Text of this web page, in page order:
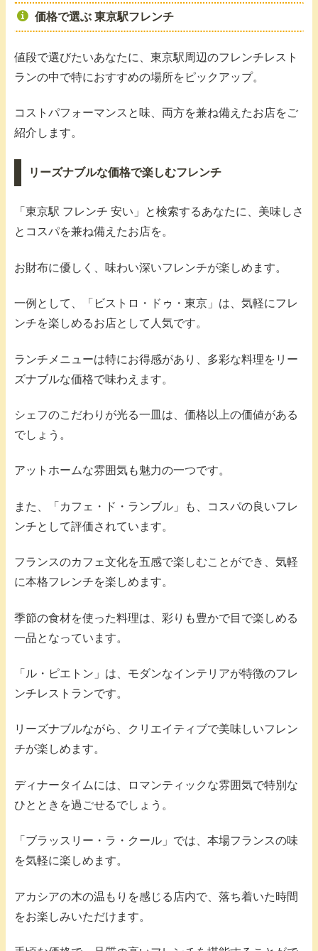
価格で選ぶ 東京駅フレンチ
値段で選びたいあなたに、東京駅周辺のフレンチレスト
ランの中で特におすすめの場所をピックアップ。
コストパフォーマンスと味、両方を兼ね備えたお店をご
紹介します。
リーズナブルな価格で楽しむフレンチ
「東京駅 フレンチ 安い」と検索するあなたに、美味しさ
とコスパを兼ね備えたお店を。
お財布に優しく、味わい深いフレンチが楽しめます。
一例として、「ビストロ・ドゥ・東京」は、気軽にフレ
ンチを楽しめるお店として人気です。
ランチメニューは特にお得感があり、多彩な料理をリー
ズナブルな価格で味わえます。
シェフのこだわりが光る一皿は、価格以上の価値がある
でしょう。
アットホームな雰囲気も魅力の一つです。
また、「カフェ・ド・ランブル」も、コスパの良いフレ
ンチとして評価されています。
フランスのカフェ文化を五感で楽しむことができ、気軽
に本格フレンチを楽しめます。
季節の食材を使った料理は、彩りも豊かで目で楽しめる
一品となっています。
「ル・ピエトン」は、モダンなインテリアが特徴のフレ
ンチレストランです。
リーズナブルながら、クリエイティブで美味しいフレン
チが楽しめます。
ディナータイムには、ロマンティックな雰囲気で特別な
ひとときを過ごせるでしょう。
「ブラッスリー・ラ・クール」では、本場フランスの味
を気軽に楽しめます。
アカシアの木の温もりを感じる店内で、落ち着いた時間
をお楽しみいただけます。